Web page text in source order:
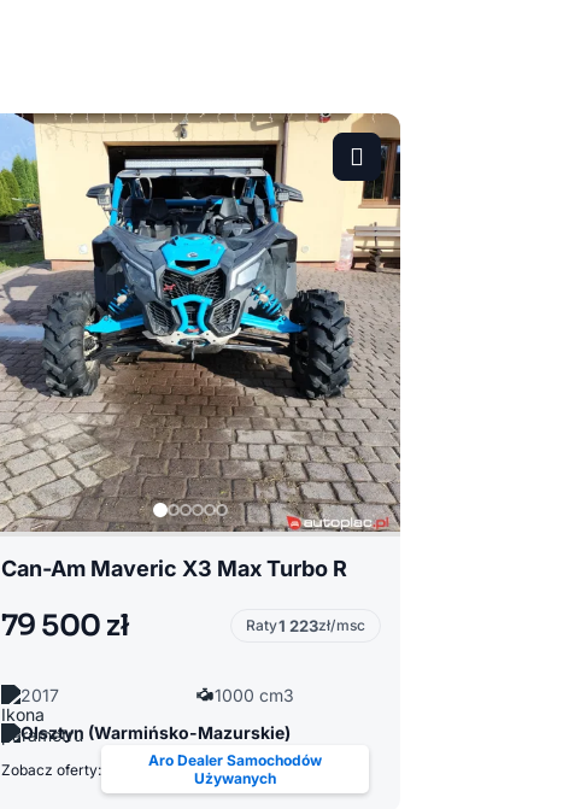
Can-Am Maveric X3 Max Turbo R
79 500 zł Raty1 223zł/msc
2017
1000 cm3
Olsztyn (Warmińsko-Mazurskie)
Zobacz oferty:
Aro Dealer Samochodów
Używanych